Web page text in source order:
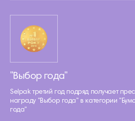
"Выбор года"
Selpak третий год подряд получает
награду "Выбор года" в категории
года"